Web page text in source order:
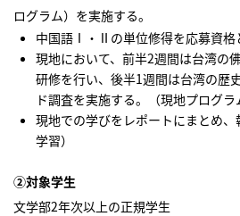
ログラム）を実施する。
中国語Ⅰ・Ⅱの単位修得を応募資格
現地において、前半2週間は台湾の
研修を行い、後半1週間は台湾の歴
ド調査を実施する。（現地プログラ
現地での学びをレポートにまとめ
学習）
②対象学生
文学部2年次以上の正規学生